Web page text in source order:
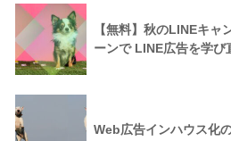
【無料】秋のLINEキャ
ーンで LINE広告を学び
Web広告インハウス化